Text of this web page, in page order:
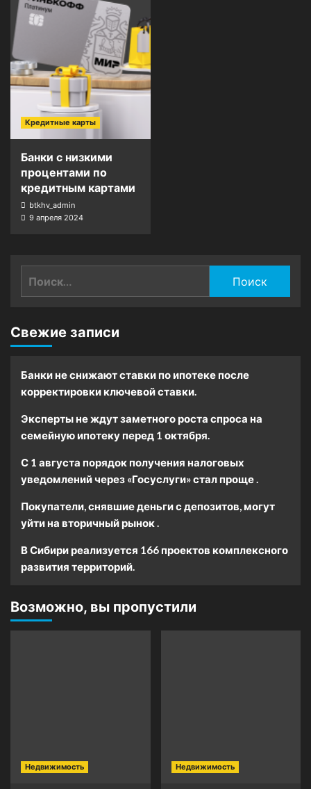
Кредитные карты
Банки с низкими
процентами по
кредитным картами
btkhv_admin
9 апреля 2024
Свежие записи
Банки не снижают ставки по ипотеке после
корректировки ключевой ставки.
Эксперты не ждут заметного роста спроса на
семейную ипотеку перед 1 октября.
С 1 августа порядок получения налоговых
уведомлений через «Госуслуги» стал проще .
Покупатели, снявшие деньги с депозитов, могут
уйти на вторичный рынок .
В Сибири реализуется 166 проектов комплексного
развития территорий.
Возможно, вы пропустили
Недвижимость Недвижимость